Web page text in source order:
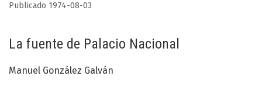
La fuente de Palacio Nacional
Publicado 1974-08-03
Manuel González Galván